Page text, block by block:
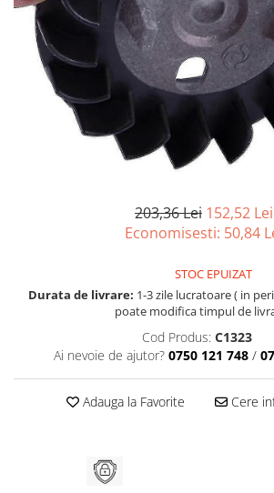
203,36 Lei 152,52 Lei
Economisesti: 50,84
STOC EPUIZAT
Durata de livrare: 1-3 zile lucratoare ( in
poate modifica timpul de
Cod Produs: C1323
Ai nevoie de ajutor? 0750 121 748 /
Adauga la Favorite Cere